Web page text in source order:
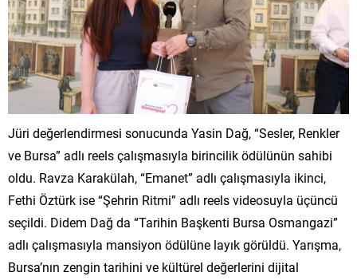
Jüri değerlendirmesi sonucunda Yasin Dağ, “Sesler, Renkler
ve Bursa” adlı reels çalışmasıyla birincilik ödülünün sahibi
oldu. Ravza Karakülah, “Emanet” adlı çalışmasıyla ikinci,
Fethi Öztürk ise “Şehrin Ritmi” adlı reels videosuyla üçüncü
seçildi. Didem Dağ da “Tarihin Başkenti Bursa Osmangazi”
adlı çalışmasıyla mansiyon ödülüne layık görüldü. Yarışma,
Bursa’nın zengin tarihini ve kültürel değerlerini dijital